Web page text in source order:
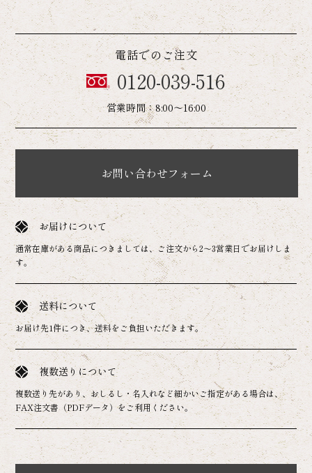
電話でのご注文
0120-039-516
営業時間：8:00～16:00
お問い合わせフォーム
お届けについて
通常在庫がある商品につきましては、ご注文から2～3営業日でお届けしま
す。
送料について
お届け先1件につき、送料をご負担いただきます。
複数送りについて
複数送り先があり、おしるし・名入れなど細かいご指定がある場合は、
FAX注文書（PDFデータ）をご利用ください。